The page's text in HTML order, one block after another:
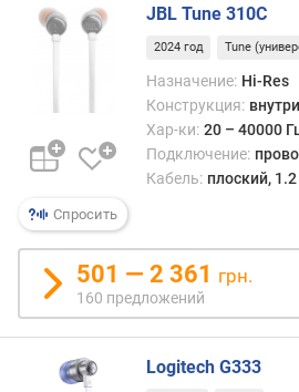
и
м
т
о
г
и
х
к
д
е
ш
Спросить
JBL Tune 310C
2024 год Tune
Назначение: Hi-Res
Конструкция:
Хар-ки: 20 – 40000
Подключение:
Кабель: плоский,
501 — 2 361 грн.
160 предложений
Logitech G333